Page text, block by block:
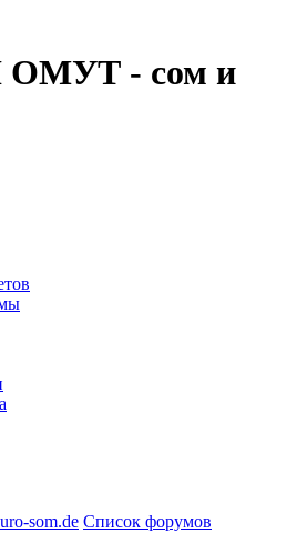
- сом и
som.de Список форумов